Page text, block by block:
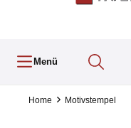
Menü
Home Motivstempel